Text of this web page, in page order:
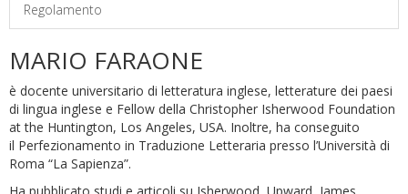
Regolamento
MARIO FARAONE
è docente universitario di letteratura inglese, letterature dei paesi
di lingua inglese e Fellow della Christopher Isherwood Foundation
at the Huntington, Los Angeles, USA. Inoltre, ha conseguito
il Perfezionamento in Traduzione Letteraria presso l’Università di
Roma “La Sapienza”.